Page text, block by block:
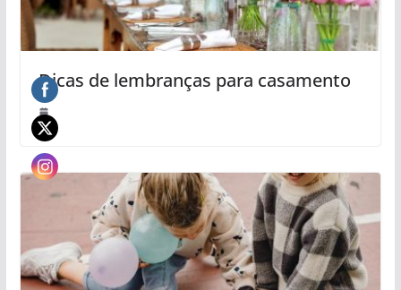
Dicas de lembranças para casamento